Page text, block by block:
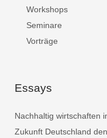
Workshops
Seminare
Vorträge
Essays
Nachhaltig wirtschaften
Zukunft Deutschland